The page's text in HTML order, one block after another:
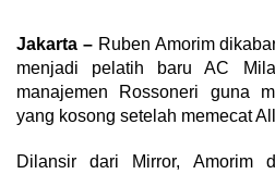
Jakarta –Ruben Amorim
menjadi pelatih baru AC
manajemen Rossoneri guna
yang kosong setelah memecat
​Dilansir dari Mirror, Amorim